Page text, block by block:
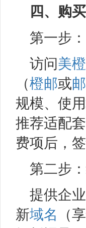
四、购买
第一步
访问美
（橙邮或
规模、使
推荐适配
费项后，
第二步
提供企
新域名
（